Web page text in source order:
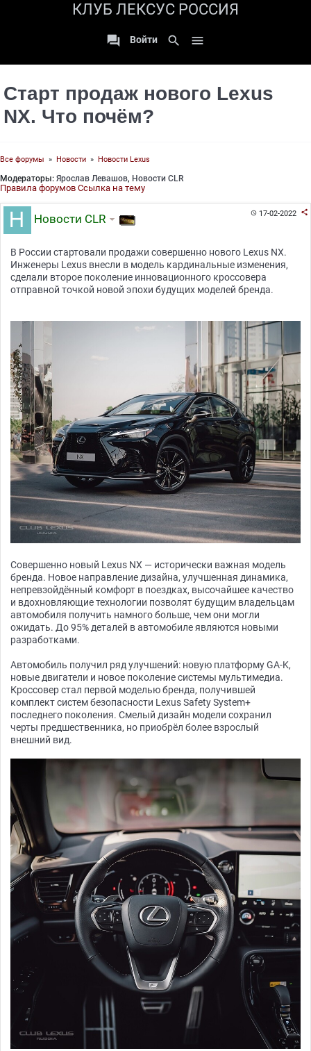
КЛУБ ЛЕКСУС РОССИЯ
 Войти search 
Старт продаж нового Lexus
NX. Что почём?
Все форумы » Новости » Новости Lexus
Модераторы: Ярослав Левашов, Новости CLR
Правила форумов Ссылка на тему
17-02-2022 
Новости CLR
В России стартовали продажи совершенно нового Lexus NX.
Инженеры Lexus внесли в модель кардинальные изменения,
сделали второе поколение инновационного кроссовера
отправной точкой новой эпохи будущих моделей бренда.
Совершенно новый Lexus NX — исторически важная модель
бренда. Новое направление дизайна, улучшенная динамика,
непревзойдённый комфорт в поездках, высочайшее качество
и вдохновляющие технологии позволят будущим владельцам
автомобиля получить намного больше, чем они могли
ожидать. До 95% деталей в автомобиле являются новыми
разработками.
Автомобиль получил ряд улучшений: новую платформу GA-K,
новые двигатели и новое поколение системы мультимедиа.
Кроссовер стал первой моделью бренда, получившей
комплект систем безопасности Lexus Safety System+
последнего поколения. Смелый дизайн модели сохранил
черты предшественника, но приобрёл более взрослый
внешний вид.